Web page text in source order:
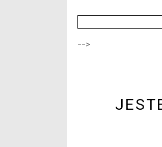
-->